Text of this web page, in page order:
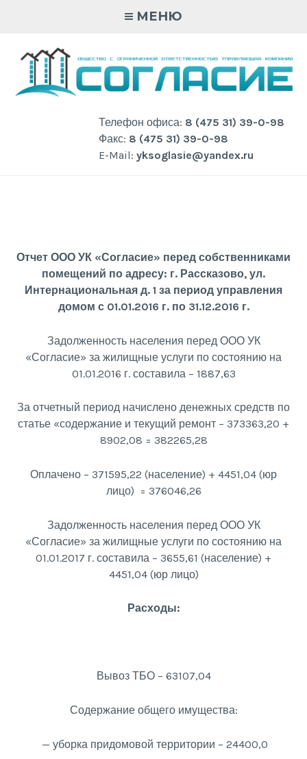
МЕНЮ
Телефон офиса: 8 (475 31) 39-0-98
Факс: 8 (475 31) 39-0-98
E-Mail: yksoglasie@yandex.ru
Отчет ООО УК «Согласие» перед собственниками
помещений по адресу: г. Рассказово, ул.
Интернациональная д. 1 за период управления
домом с 01.01.2016 г. по 31.12.2016 г.
Задолженность населения перед ООО УК
«Согласие» за жилищные услуги по состоянию на
01.01.2016 г. составила – 1887,63
За отчетный период начислено денежных средств по
статье «содержание и текущий ремонт – 373363,20 +
8902,08 = 382265,28
Оплачено – 371595,22 (население) + 4451,04 (юр
лицо) = 376046,26
Задолженность населения перед ООО УК
«Согласие» за жилищные услуги по состоянию на
01.01.2017 г. составила – 3655,61 (население) +
4451,04 (юр лицо)
Расходы:
Вывоз ТБО – 63107,04
Содержание общего имущества:
— уборка придомовой территории – 24400,0